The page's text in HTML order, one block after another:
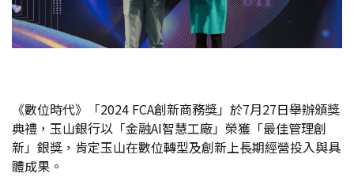
《數位時代》「2024 FCA創新商務獎」於7月27日舉辦頒獎
典禮，玉山銀行以「金融AI智慧工廠」榮獲「最佳管理創
新」銀獎，肯定玉山在數位轉型及創新上長期經營投入與具
體成果。